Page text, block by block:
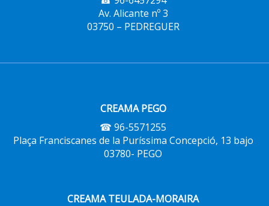
Av. Alicante nº 3
03750 – PEDREGUER
CREAMA PEGO
☎ 96-5571255
Plaça Franciscanes de la Puríssima Concepció, 13 bajo
03780- PEGO
CREAMA TEULADA-MORAIRA